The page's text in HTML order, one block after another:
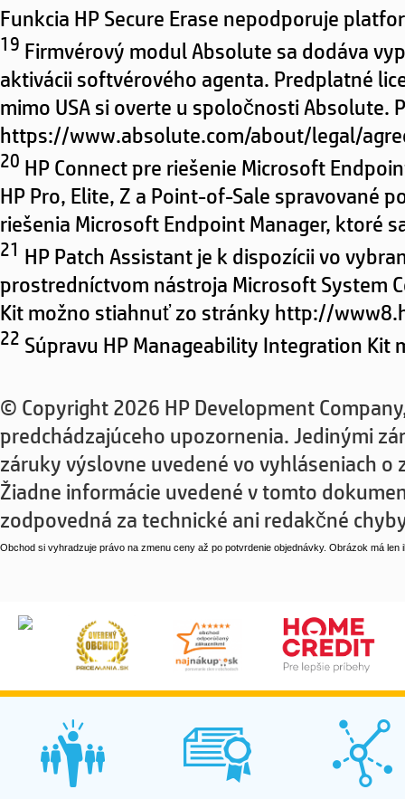
Funkcia HP Secure Erase nepodporuje
19 Firmvérový modul Absolute sa dodáva
aktivácii softvérového agenta. Predplatné
mimo USA si overte u spoločnosti
https://www.absolute.com/about/legal/
20 HP Connect pre riešenie Microsoft
HP Pro, Elite, Z a Point-of-Sale spravované
riešenia Microsoft Endpoint Manager, ktoré
21 HP Patch Assistant je k dispozícii vo
prostredníctvom nástroja Microsoft System
Kit možno stiahnuť zo stránky http://
22 Súpravu HP Manageability Integration
© Copyright 2026 HP Development
predchádzajúceho upozornenia. Jedinými
záruky výslovne uvedené vo vyhláseniach
Žiadne informácie uvedené v tomto
zodpovedná za technické ani redakčné
Obchod si vyhradzuje právo na zmenu ceny až po potvrdenie objednávky. Obrázok má len